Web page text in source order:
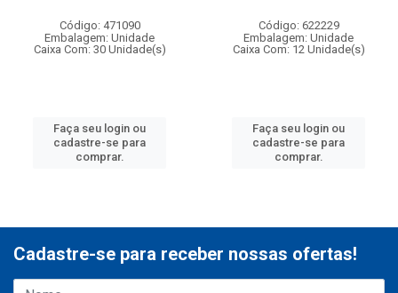
Código: 471090
Embalagem: Unidade
Caixa Com: 30 Unidade(s)
Faça seu login ou
cadastre-se para
comprar.
Código: 622229
Embalagem: Unidade
Caixa Com: 12 Unidade(s)
Faça seu login ou
cadastre-se para
comprar.
Cadastre-se para receber nossas ofertas!